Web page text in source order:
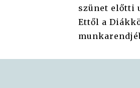
szünet előtti
Ettől a